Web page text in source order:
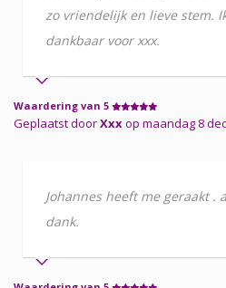
zo vriendelijk en lieve stem.
dankbaar voor xxx.
Waardering van 5
Geplaatst doorXxxop maandag 8
Johannes heeft me geraakt .
dank.